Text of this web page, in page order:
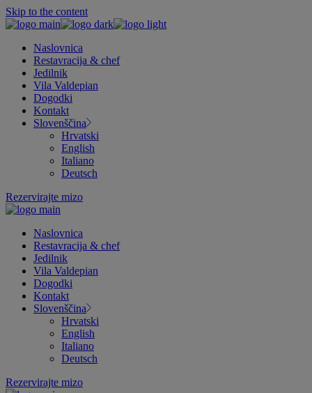
Skip to the content
Naslovnica
Restavracija & chef
Jedilnik
Vila Valdepian
Dogodki
Kontakt
Slovenščina
Hrvatski
English
Italiano
Deutsch
Rezervirajte mizo
Naslovnica
Restavracija & chef
Jedilnik
Vila Valdepian
Dogodki
Kontakt
Slovenščina
Hrvatski
English
Italiano
Deutsch
Rezervirajte mizo